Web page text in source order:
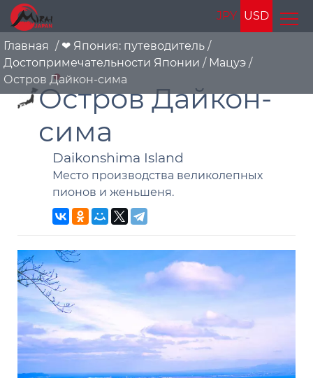
JPY USD
Главная / ❤ Япония: путеводитель /
Достопримечательности Японии / Мацуэ /
Остров Дайкон-сима
Остров Дайкон-
сима
Daikonshima Island
Место производства великолепных
пионов и женьшеня.